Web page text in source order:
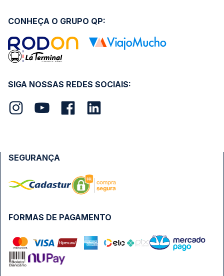
SIGA NOSSAS REDES SOCIAIS:
CONHEÇA O GRUPO QP:
FORMAS DE PAGAMENTO
SEGURANÇA